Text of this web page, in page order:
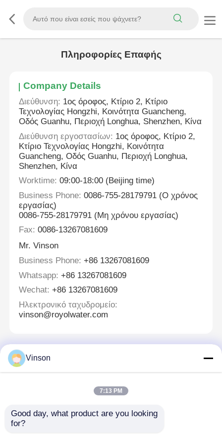
Πληροφορίες Επαφής
Company Details
Διεύθυνση: 1ος όροφος, Κτίριο 2, Κτίριο
Τεχνολογίας Hongzhi, Κοινότητα Guancheng,
Οδός Guanhu, Περιοχή Longhua, Shenzhen, Κίνα
Διεύθυνση εργοστασίων: 1ος όροφος, Κτίριο 2,
Κτίριο Τεχνολογίας Hongzhi, Κοινότητα
Guancheng, Οδός Guanhu, Περιοχή Longhua,
Shenzhen, Κίνα
Worktime: 09:00-18:00 (Beijing time)
Business Phone: 0086-755-28179791 (Ο χρόνος
εργασίας)
0086-755-28179791 (Μη χρόνου εργασίας)
Fax: 0086-13267081609
Mr. Vinson
Business Phone: +86 13267081609
Whatsapp: +86 13267081609
Wechat: +86 13267081609
Ηλεκτρονικό ταχυδρομείο:
vinson@royolwater.com
We bellen je snel terug!
Vinson
7:13 PM
Good day, what product are you looking
for?